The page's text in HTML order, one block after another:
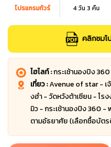
โปรแกรมทัวร์ 4 วัน 3 คืน
คลิกชมโ
ไฮไลท์ :กระเช้านองปิง
เที่ยว :Avenue of star - เ
งฮำ - วัดหวังต้าเซียน - โร
มิว - กระเช้านองปิง 360 -
ตามอัธยาศัย (เลือกซื้อบัต